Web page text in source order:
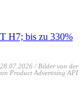
H7; bis zu 330%
/ Bilder von der
Product Advertising API